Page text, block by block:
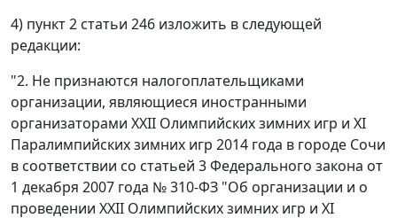
4) пункт 2 статьи 246 изложить в следующей
редакции:
"2. Не признаются налогоплательщиками
организации, являющиеся иностранными
организаторами XXII Олимпийских зимних игр и XI
Паралимпийских зимних игр 2014 года в городе Сочи
в соответствии со статьей 3 Федерального закона от
1 декабря 2007 года № 310-ФЗ "Об организации и о
проведении XXII Олимпийских зимних игр и XI